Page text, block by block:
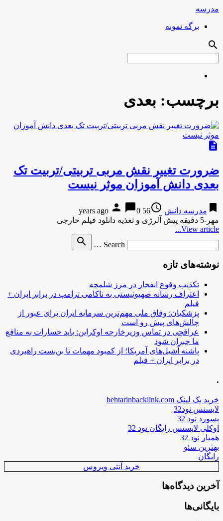
مدرسه
برگه نمونه
search
برچسب: بعدی
description
ضرورت تغییر نقش مربی تربیتی/تربیت تک
بعدی دانش آموزان موثر نیست
bookmark مدرسه دانش access_time
56 years ago
person chat_bubble0
مهر-5 دقیقه پیش آلرژی و تغذیه دانلود فیلم خارجی
View article...
Search …
search
نوشته‌های تازه
تکذیب وقوع انفجار در مرز شلمچه
اعتراف رسانه صهیونیستی به ناکامی ترامپ در برابر ایران +
فیلم
پزشکیان: وفاق ملی مهم‌ترین سرمایه ایران برای عبور از
چالش‌های پیش رو است
عراقچی در تماس وزیرخارجه اوکراین: باید خسارات به منافع
ما جبران شود
پاشنه آشیل‌های آمریکا؛ از کمبود مهمات تا بن‌بست راهبردی
در برابر ایران + فیلم
.
خرید بک لینک behtarinbacklink.com
لایسنس نود32
پسورد نود 32
اوکلی لایسنس رایگان نود 32
همیار نود 32
بهترین سئو
رایگان
خرید آنتی ویروس
آخرین دیدگاه‌ها
بایگانی‌ها